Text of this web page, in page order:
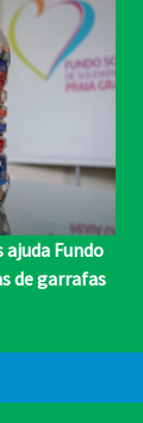
Fundo
de garrafas